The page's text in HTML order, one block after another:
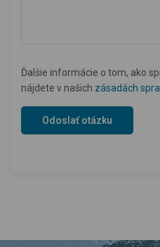
Ďalšie informácie o tom, ako
nájdete v našich zásadách